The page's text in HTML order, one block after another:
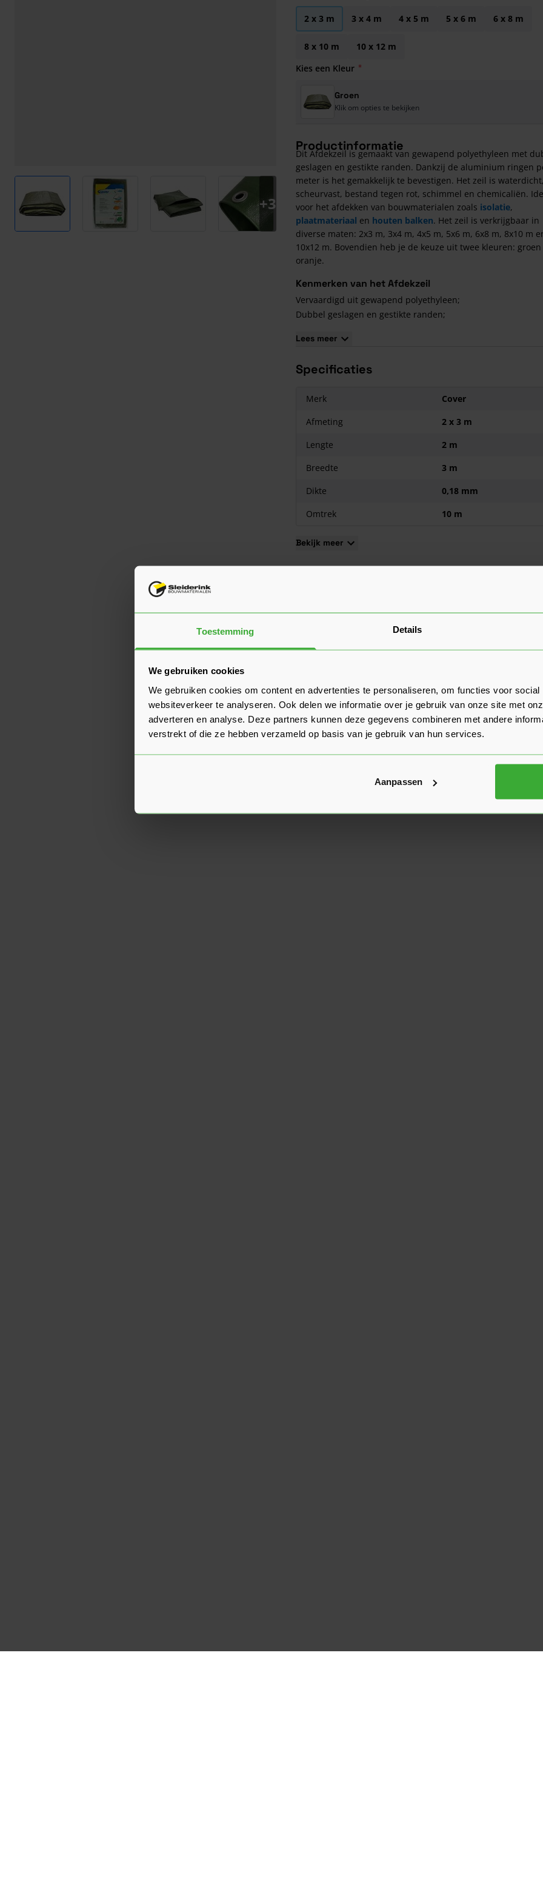
Toestemming Details
We gebruiken cookies
We gebruiken cookies om content en advertenties te personaliseren, om functies voor
websiteverkeer te analyseren. Ook delen we informatie over je gebruik van onze site met
adverteren en analyse. Deze partners kunnen deze gegevens combineren met andere
verstrekt of die ze hebben verzameld op basis van je gebruik van hun services.
Aanpassen
View larger imageView larger image View larger image View larger image
+3
2 x 3 m 3 x 4 m 4 x 5 m 5 x 6 m 6 x 8 m
8 x 10 m
10 x 12 m
Kies een Kleur
Groen
Klik om opties te bekijken
Productinformatie
Dit Afdekzeil is gemaakt van gewapend polyethyleen met
geslagen en gestikte randen. Dankzij de aluminium ringen
meter is het gemakkelijk te bevestigen. Het zeil is
scheurvast, bestand tegen rot, schimmel en chemicaliën.
voor het afdekken van bouwmaterialen zoals isolatie,
plaatmateriaal en houten balken. Het zeil is verkrijgbaar in
diverse maten: 2x3 m, 3x4 m, 4x5 m, 5x6 m, 6x8 m, 8x10 m
10x12 m. Bovendien heb je de keuze uit twee kleuren:
oranje.
Kenmerken van het Afdekzeil
Vervaardigd uit gewapend polyethyleen;
Dubbel geslagen en gestikte randen;
Bestand tegen rot en chemicaliën;
Dikte van 0,18 mm;
Multifunctioneel inzetbaar.
De afmetingen van het afdekzeil kunnen altijd iets afwijken
verband met de zomen en de lasnaad.)
Lees meer
Specificaties
Merk
Cover
Afmeting
2 x 3 m
Lengte
2 m
Breedte
3 m
Dikte
0,18 mm
Omtrek
10 m
Bekijk meer